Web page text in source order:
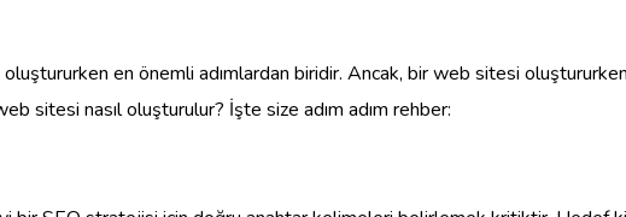
oluştururken en önemli adımlardan biridir. Ancak, bir web sitesi
sitesi nasıl oluşturulur? İşte size adım adım rehber: